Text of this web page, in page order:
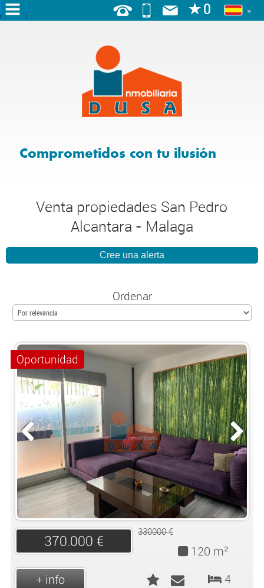
Comprometidos con tu ilusión
ALQUILER
ALQUILER
ALQUILER
LES
CONTACTO
Venta propiedades San Pedro
Alcantara - Malaga
Ordenar
Oportunidad
370.000 €
330000 €
120 m²
4
+ info